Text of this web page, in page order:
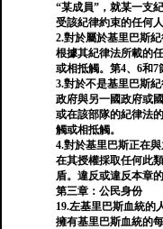
“某成員”，就某一支
受該紀律約束的任何人
2.對於屬於基里巴斯
根據其紀律法所載的
或相抵觸。第4、6和7
3.對於不是基里巴斯
政府與另一國政府或
或在該部隊的紀律法
觸或相抵觸。
4.對於基里巴斯正在
在其授權採取任何此
盾。違反或違反本章的
第三章：公民身份
19.左基里巴斯血統的
擁有基里巴斯血統的